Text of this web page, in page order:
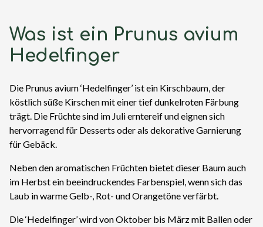
Was ist ein Prunus avium
Hedelfinger
Die Prunus avium ‘Hedelfinger’ ist ein Kirschbaum, der
köstlich süße Kirschen mit einer tief dunkelroten Färbung
trägt. Die Früchte sind im Juli erntereif und eignen sich
hervorragend für Desserts oder als dekorative Garnierung
für Gebäck.
Neben den aromatischen Früchten bietet dieser Baum auch
im Herbst ein beeindruckendes Farbenspiel, wenn sich das
Laub in warme Gelb-, Rot- und Orangetöne verfärbt.
Die ‘Hedelfinger’ wird von Oktober bis März mit Ballen oder